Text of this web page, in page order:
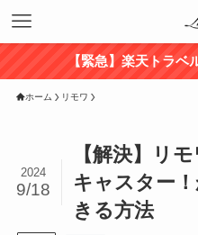
【緊急】楽天トラベ
ホーム リモワ
【解決】リ
キャスター
きる方法
2024
9/18